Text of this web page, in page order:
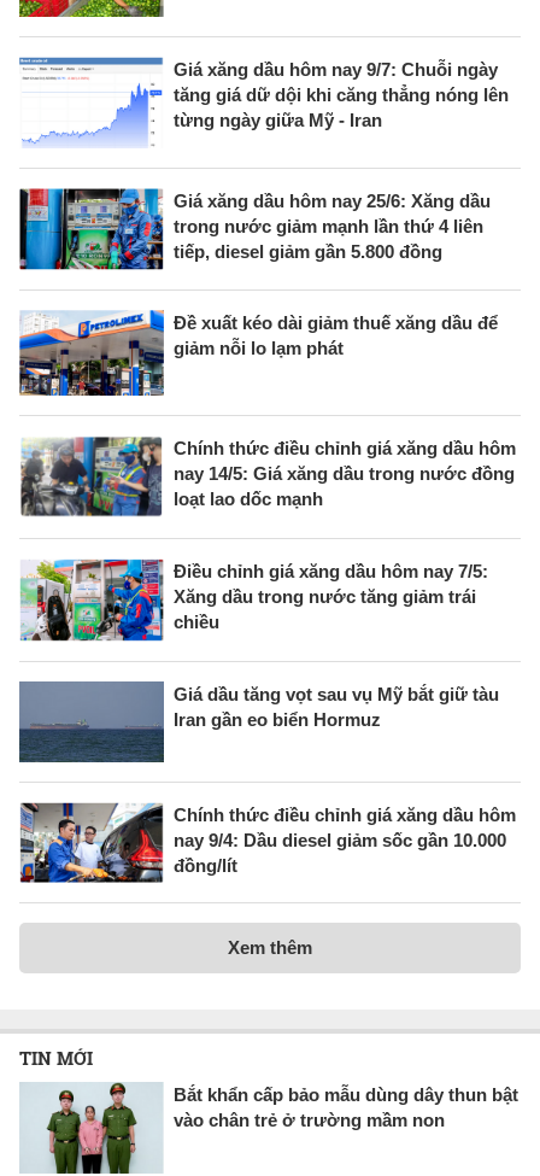
Giá xăng dầu hôm nay 9/7: Chuỗi ngày
tăng giá dữ dội khi căng thẳng nóng lên
từng ngày giữa Mỹ - Iran
Giá xăng dầu hôm nay 25/6: Xăng dầu
trong nước giảm mạnh lần thứ 4 liên
tiếp, diesel giảm gần 5.800 đồng
Đề xuất kéo dài giảm thuế xăng dầu để
giảm nỗi lo lạm phát
Chính thức điều chỉnh giá xăng dầu hôm
nay 14/5: Giá xăng dầu trong nước đồng
loạt lao dốc mạnh
Điều chỉnh giá xăng dầu hôm nay 7/5:
Xăng dầu trong nước tăng giảm trái
chiều
Giá dầu tăng vọt sau vụ Mỹ bắt giữ tàu
Iran gần eo biển Hormuz
Chính thức điều chỉnh giá xăng dầu hôm
nay 9/4: Dầu diesel giảm sốc gần 10.000
đồng/lít
Xem thêm
TIN MỚI
Bắt khẩn cấp bảo mẫu dùng dây thun bật
vào chân trẻ ở trường mầm non